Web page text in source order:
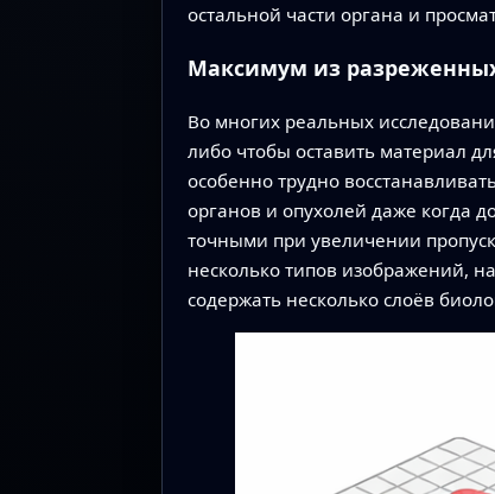
остальной части органа и
Максимум из
Во многих реальных
либо чтобы оставить материал
особенно трудно
органов и опухолей даже когда
точными при увеличении
несколько типов изображений,
содержать несколько слоёв